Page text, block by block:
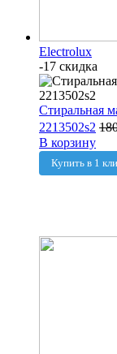
Electrolux
-17 скидка
Стиральная
2213502s2
В корзину
Купить в 1